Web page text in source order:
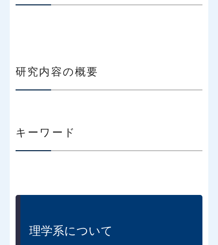
研究内容の概要
キーワード
理学系について